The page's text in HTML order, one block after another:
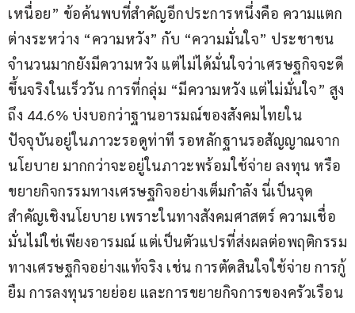
เหนื่อย” ข้อค้นพบที่สำคัญอีกประการหนึ่งคือ ความแตก
ต่างระหว่าง “ความหวัง” กับ “ความมั่นใจ” ประชาชน
จำนวนมากยังมีความหวัง แต่ไม่ได้มั่นใจว่าเศรษฐกิจจะดี
ขึ้นจริงในเร็ววัน การที่กลุ่ม “มีความหวัง แต่ไม่มั่นใจ” สูง
ถึง 44.6% บ่งบอกว่าฐานอารมณ์ของสังคมไทยใน
ปัจจุบันอยู่ในภาวะรอดูท่าที รอหลักฐานรอสัญญาณจาก
นโยบาย มากกว่าจะอยู่ในภาวะพร้อมใช้จ่าย ลงทุน หรือ
ขยายกิจกรรมทางเศรษฐกิจอย่างเต็มกำลัง นี่เป็นจุด
สำคัญเชิงนโยบาย เพราะในทางสังคมศาสตร์ ความเชื่อ
มั่นไม่ใช่เพียงอารมณ์ แต่เป็นตัวแปรที่ส่งผลต่อพฤติกรรม
ทางเศรษฐกิจอย่างแท้จริง เช่น การตัดสินใจใช้จ่าย การกู้
ยืม การลงทุนรายย่อย และการขยายกิจการของครัวเรือน